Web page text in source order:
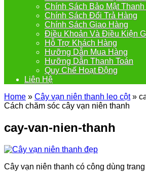
Chính Sách Bảo Mật Thanh
Chính Sách Đổi Trả Hàng
Chính Sách Giao Hàng
Điều Khoản Và Điều Kiện
Hỗ Trợ Khách Hàng
Hưỡng Dẫn Mua Hàng
Hưỡng Dẫn Thanh Toán
Quy Chế Hoạt Động
Liên Hệ
Home » Cây vạn niên thanh leo cột»
Cách chăm sóc cây vạn niên thanh
cay-van-nien-thanh
Cây vạn niên thanh có công dùng